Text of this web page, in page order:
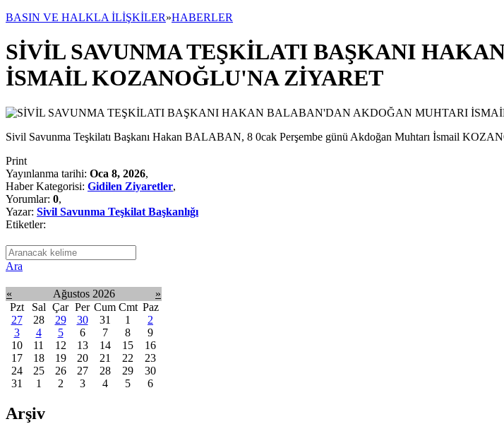
BASIN VE HALKLA İLİŞKİLER»HABERLER
SİVİL SAVUNMA TEŞKİLATI BAŞKANI
İSMAİL KOZANOĞLU'NA ZİYARET
Sivil Savunma Teşkilatı Başkanı Hakan BALABAN, 8 0cak Perşembe günü Akdoğan Muhtarı İsmail
Print
Yayınlanma tarihi: Oca 8, 2026,
Haber Kategorisi: Gidilen Ziyaretler,
Yorumlar: 0,
Yazar: Sivil Savunma Teşkilat Başkanlığı
Etiketler:
Ara
« Ağustos 2026
»
Pzt
Sal Çar Per Cum Cmt Paz
27
28 29 30 31 1
2
3
4 5 6 7 8
9
10
11 12 13 14 15
16
17
18 19 20 21 22
23
24
25 26 27 28 29
30
31
1 2 3 4 5 6
Arşiv